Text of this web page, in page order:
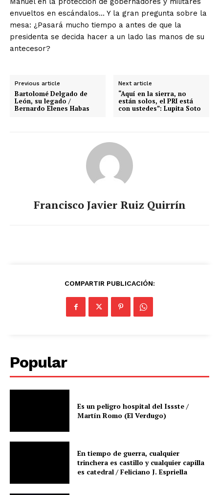
envueltos en escándalos… Y la gran pregunta sobre la
mesa: ¿Pasará mucho tiempo a antes de que la
presidenta se decida hacer a un lado las manos de su
antecesor?
Previous article
Bartolomé Delgado de
León, su legado /
Bernardo Elenes Habas
Next article
“Aquí en la sierra, no
están solos, el PRI está
con ustedes”: Lupita Soto
Francisco Javier Ruiz Quirrín
COMPARTIR PUBLICACIÓN:
Popular
Es un peligro hospital del Issste /
Martín Romo (El Verdugo)
En tiempo de guerra, cualquier
trinchera es castillo y cualquier capilla
es catedral / Feliciano J. Espriella